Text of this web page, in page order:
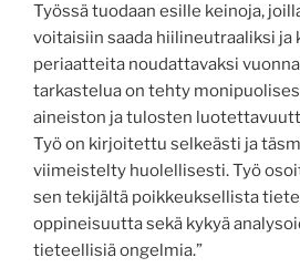
Työssä tuodaan esille keinoja,
voitaisiin saada hiilineutraaliksi ja
periaatteita noudattavaksi
tarkastelua on tehty
aineiston ja tulosten
Työ on kirjoitettu selkeästi ja
viimeistelty huolellisesti. Työ
sen tekijältä poikkeuksellista
oppineisuutta sekä kykyä
tieteellisiä ongelmia.”